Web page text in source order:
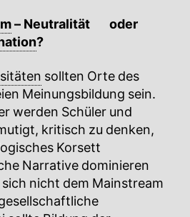
– Neutralität
oder
?
sollten Orte des
Meinungsbildung sein.
werden Schüler und
kritisch zu denken,
Korsett
Narrative dominieren
nicht dem Mainstream